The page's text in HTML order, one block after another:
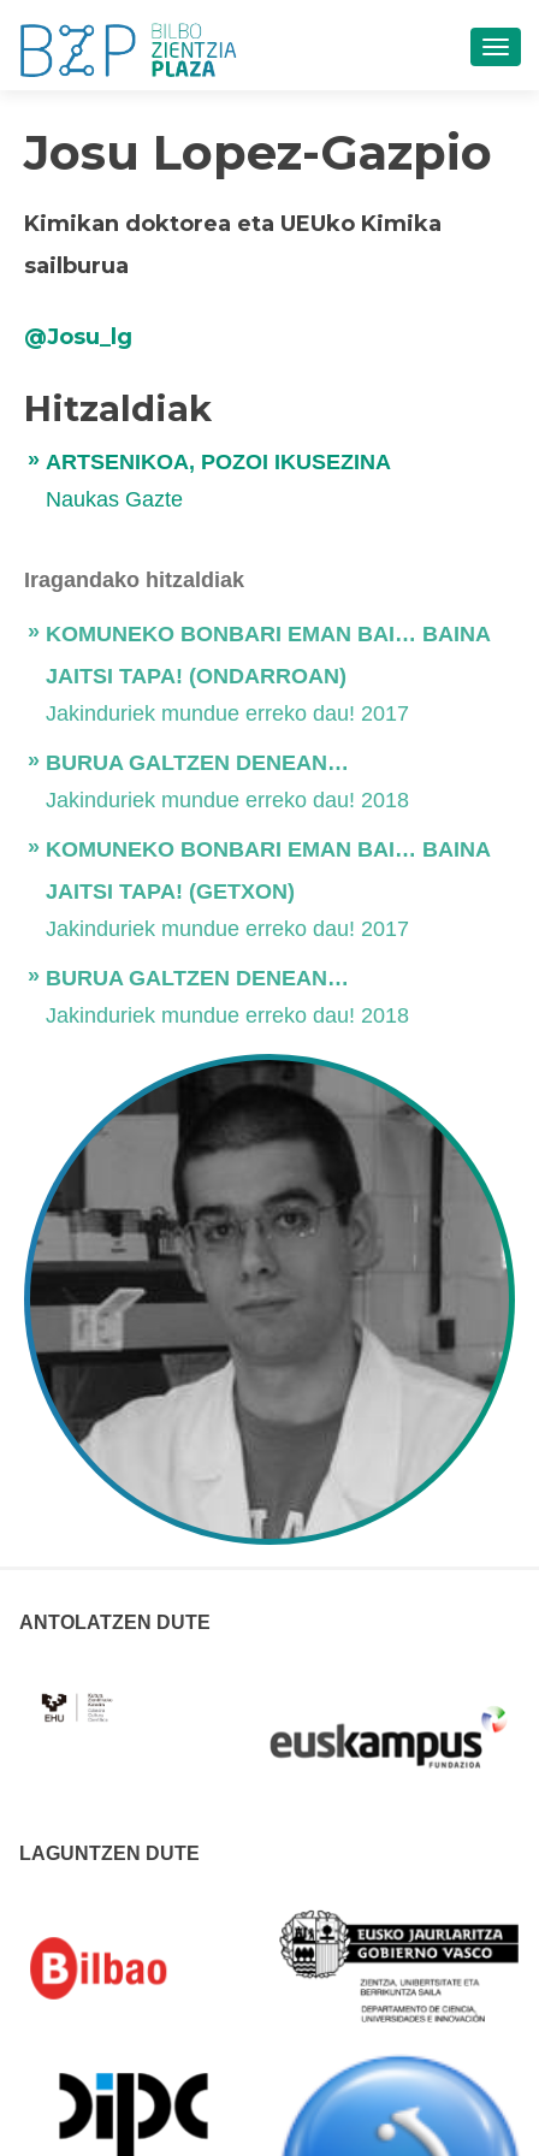
Josu Lopez-Gazpio
Kimikan doktorea eta UEUko Kimika
sailburua
@Josu_lg
Hitzaldiak
ARTSENIKOA, POZOI IKUSEZINA
Naukas Gazte
Iragandako hitzaldiak
KOMUNEKO BONBARI EMAN BAI… BAINA
JAITSI TAPA! (ONDARROAN)
Jakinduriek mundue erreko dau! 2017
BURUA GALTZEN DENEAN…
Jakinduriek mundue erreko dau! 2018
KOMUNEKO BONBARI EMAN BAI… BAINA
JAITSI TAPA! (GETXON)
Jakinduriek mundue erreko dau! 2017
BURUA GALTZEN DENEAN…
Jakinduriek mundue erreko dau! 2018
ANTOLATZEN DUTE
LAGUNTZEN DUTE